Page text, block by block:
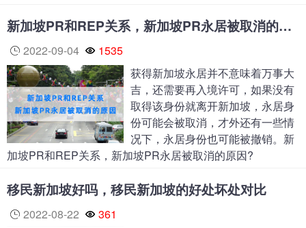
新加坡PR和REP关系，新加坡PR永居被取消的原因
2022-09-04
1535
获得新加坡永居并不意味着万事大
吉，还需要再入境许可，如果没有
取得该身份就离开新加坡，永居身
份可能会被取消，才外还有一些情
况下，永居身份也可能被撤销。新
加坡PR和REP关系，新加坡PR永居被取消的原因?
移民新加坡好吗，移民新加坡的好处坏处对比
2022-08-22
361